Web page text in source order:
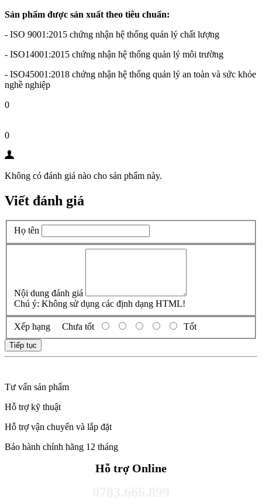
Sản phẩm được sản xuất theo tiêu chuẩn:
- ISO 9001:2015 chứng nhận hệ thống quản lý chất lượng
- ISO14001:2015 chứng nhận hệ thống quản lý môi trường
- ISO45001:2018 chứng nhận hệ thống quản lý an toàn và sức khỏe
nghề nghiệp
0
0
Không có đánh giá nào cho sản phẩm này.
Viết đánh giá
Họ tên
Nội dung đánh giá
Chú ý: Không sử dụng các định dạng HTML!
Xếp hạng Chưa tốt Tốt
Tiếp tục
Tư vấn sản phẩm
Hỗ trợ kỹ thuật
Hỗ trợ vận chuyển và lắp đặt
Bảo hành chính hãng 12 tháng
Hỗ trợ Online